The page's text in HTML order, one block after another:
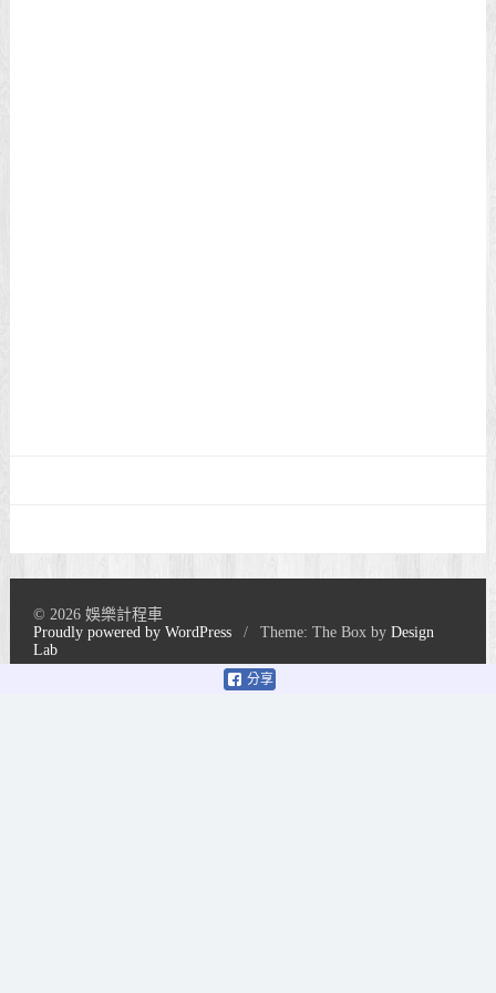
分享
© 2026 娛樂計程車
Proudly powered by WordPress
/ Theme: The Box byDesign
Lab